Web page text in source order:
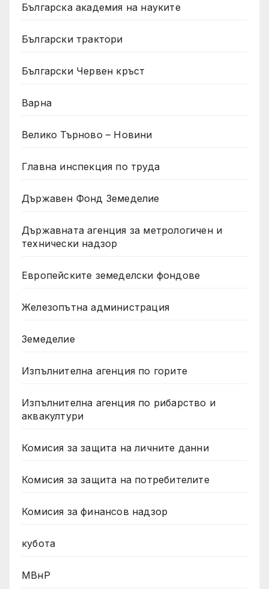
Българска академия на науките
Български трактори
Български Червен кръст
Варна
Велико Търново – Новини
Главна инспекция по труда
Държавен Фонд Земеделие
Държавната агенция за метрологичен и
технически надзор
Европейските земеделски фондове
Железопътна администрация
Земеделие
Изпълнителна агенция по горите
Изпълнителна агенция по рибарство и
аквакултури
Комисия за защита на личните данни
Комисия за защита на потребителите
Комисия за финансов надзор
кубота
МВнР